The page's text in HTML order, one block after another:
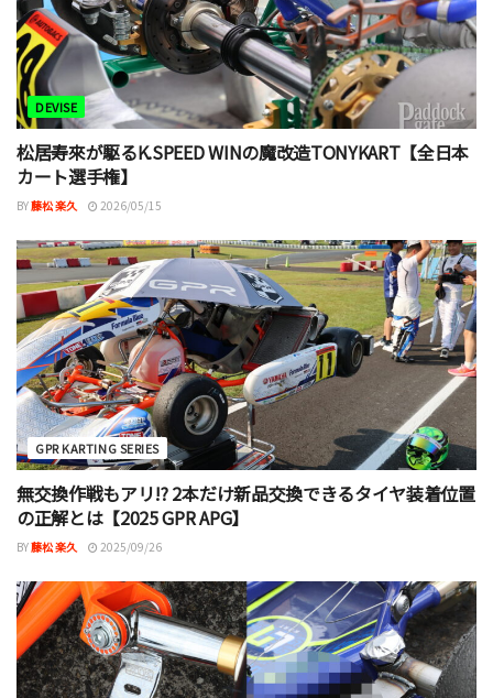
DEVISE
松居寿來が駆るK.SPEED WINの魔改造TONYKART【全日本
カート選手権】
BY藤松 楽久 2026/05/15
GPR KARTING SERIES
無交換作戦もアリ!? 2本だけ新品交換できるタイヤ装着位置
の正解とは【2025 GPR APG】
BY藤松 楽久 2025/09/26